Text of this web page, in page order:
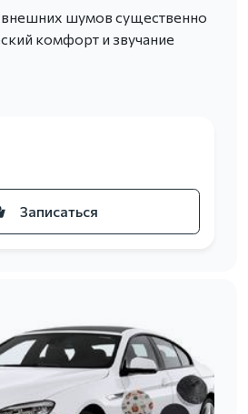
шумов существенно
комфорт и звучание
Записаться